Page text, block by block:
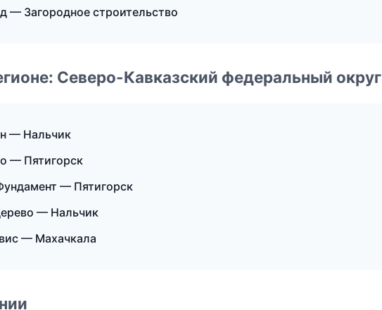
— Загородное строительство
Северо-Кавказский федеральный округ
— Нальчик
— Пятигорск
— Пятигорск
— Нальчик
— Махачкала